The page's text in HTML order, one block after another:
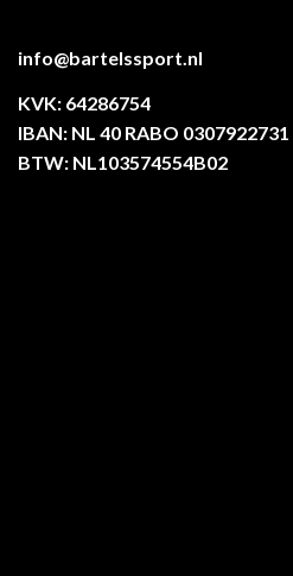
info@bartelssport.nl
KVK: 64286754
IBAN: NL 40 RABO 0307922731
BTW: NL103574554B02